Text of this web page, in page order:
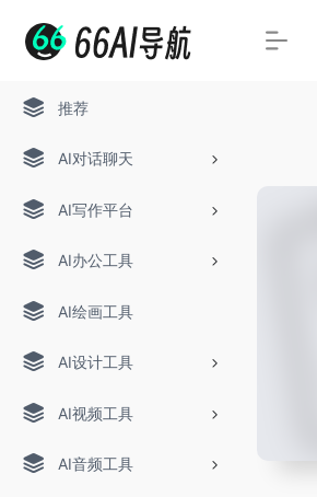
推荐
AI对话聊天
AI写作平台
AI办公工具
AI绘画工具
AI设计工具
AI视频工具
AI音频工具